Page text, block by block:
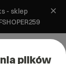
- sklep
plików